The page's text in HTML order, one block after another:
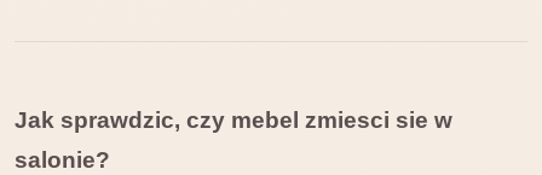
Jak sprawdzic, czy mebel zmiesci sie w
salonie?